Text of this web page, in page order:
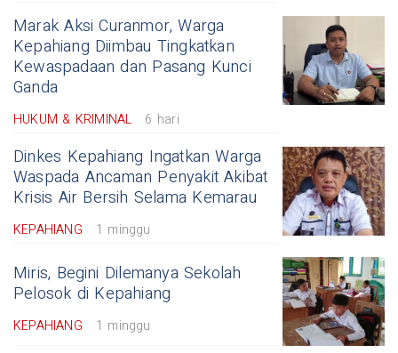
Marak Aksi Curanmor, Warga
Kepahiang Diimbau Tingkatkan
Kewaspadaan dan Pasang Kunci
Ganda
HUKUM & KRIMINAL 6 hari
Dinkes Kepahiang Ingatkan Warga
Waspada Ancaman Penyakit Akibat
Krisis Air Bersih Selama Kemarau
KEPAHIANG 1 minggu
Miris, Begini Dilemanya Sekolah
Pelosok di Kepahiang
KEPAHIANG 1 minggu